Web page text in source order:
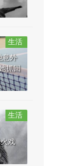
生活
意外
抓回
生活
戏